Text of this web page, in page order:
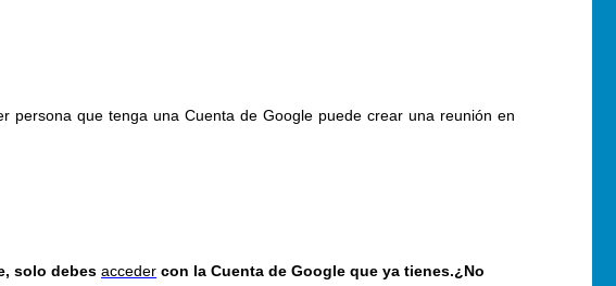
persona que tenga una Cuenta de Google puede crear una reunión en
solo debesacceder con la Cuenta de Google que ya tienes.¿No